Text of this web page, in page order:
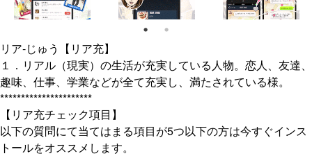
リア‐じゅう【リア充】
１．リアル（現実）の生活が充実している人物。恋人、友達、
趣味、仕事、学業などが全て充実し、満たされている様。
**********************
【リア充チェック項目】
以下の質問にて当てはまる項目が5つ以下の方は今すぐインス
トールをオススメします。